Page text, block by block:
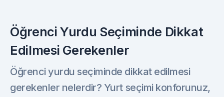
Öğrenci Yurdu Seçiminde Dikkat
Edilmesi Gerekenler
Öğrenci yurdu seçiminde dikkat edilmesi
gerekenler nelerdir? Yurt seçimi konforunuz,